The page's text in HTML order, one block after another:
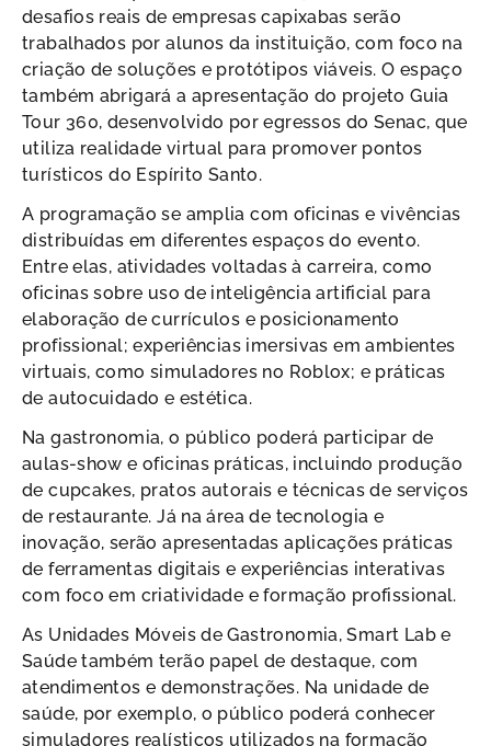
desafios reais de empresas capixabas serão
trabalhados por alunos da instituição, com foco na
criação de soluções e protótipos viáveis. O espaço
também abrigará a apresentação do projeto Guia
Tour 360, desenvolvido por egressos do Senac, que
utiliza realidade virtual para promover pontos
turísticos do Espírito Santo.
A programação se amplia com oficinas e vivências
distribuídas em diferentes espaços do evento.
Entre elas, atividades voltadas à carreira, como
oficinas sobre uso de inteligência artificial para
elaboração de currículos e posicionamento
profissional; experiências imersivas em ambientes
virtuais, como simuladores no Roblox; e práticas
de autocuidado e estética.
Na gastronomia, o público poderá participar de
aulas-show e oficinas práticas, incluindo produção
de cupcakes, pratos autorais e técnicas de serviços
de restaurante. Já na área de tecnologia e
inovação, serão apresentadas aplicações práticas
de ferramentas digitais e experiências interativas
com foco em criatividade e formação profissional.
As Unidades Móveis de Gastronomia, Smart Lab e
Saúde também terão papel de destaque, com
atendimentos e demonstrações. Na unidade de
saúde, por exemplo, o público poderá conhecer
simuladores realísticos utilizados na formação